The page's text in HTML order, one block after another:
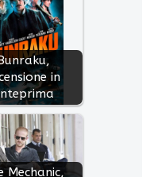
in
Mechanic,